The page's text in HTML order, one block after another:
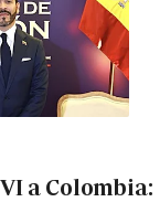
a Colombia: